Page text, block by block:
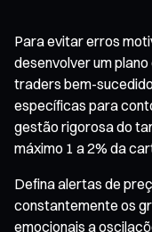
Para evitar erros
desenvolver um
traders bem-
específicas para
gestão rigorosa do
máximo 1 a 2% da
Defina alertas de
constantemente os
emocionais a